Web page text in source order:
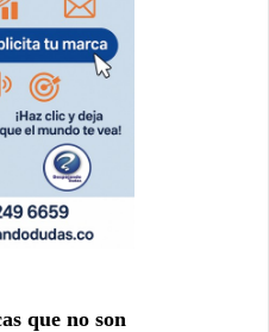
que no son